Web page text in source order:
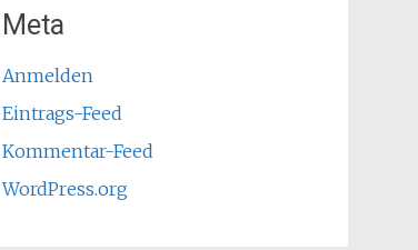
Meta
Anmelden
Eintrags-Feed
Kommentar-Feed
WordPress.org